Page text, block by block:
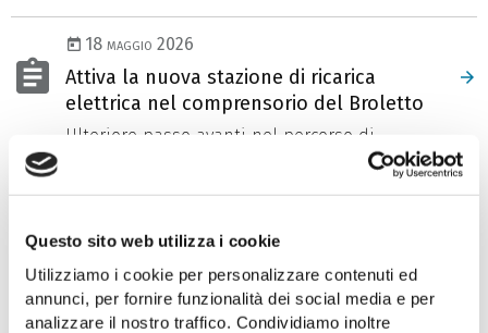
Questo sito web utilizza i cookie
Utilizziamo i cookie per personalizzare contenuti ed
annunci, per fornire funzionalità dei social media e per
analizzare il nostro traffico. Condividiamo inoltre
18 maggio 2026
Attiva la nuova stazione di ricarica
elettrica nel comprensorio del Broletto
Ulteriore passo avanti nel percorso di
transizione energetica avviato da Trieste
1 2 chevron_right